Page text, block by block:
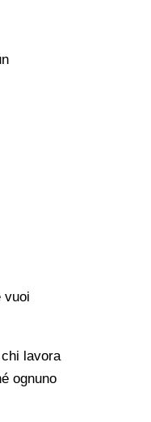
vuoi
lavora
ognuno